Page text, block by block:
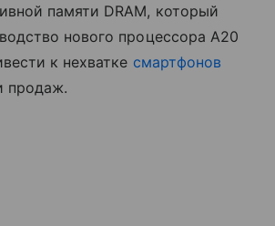
памяти DRAM, который
нового процессора A20
к нехватке смартфонов
продаж.